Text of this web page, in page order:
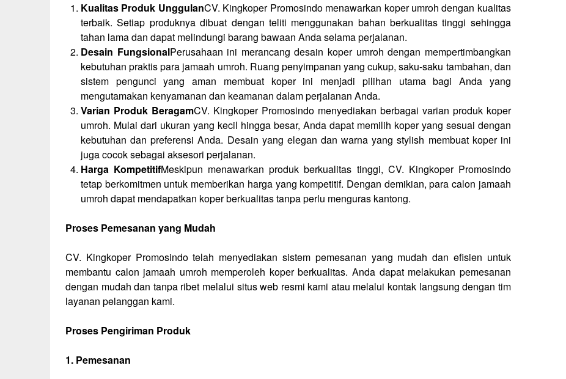
Kualitas Produk UnggulanCV. Kingkoper Promosindo menawarkan koper umroh dengan kualitas
terbaik. Setiap produknya dibuat dengan teliti menggunakan bahan berkualitas tinggi sehingga
tahan lama dan dapat melindungi barang bawaan Anda selama perjalanan.
Desain FungsionalPerusahaan ini merancang desain koper umroh dengan mempertimbangkan
kebutuhan praktis para jamaah umroh. Ruang penyimpanan yang cukup, saku-saku tambahan, dan
sistem pengunci yang aman membuat koper ini menjadi pilihan utama bagi Anda yang
mengutamakan kenyamanan dan keamanan dalam perjalanan Anda.
Varian Produk BeragamCV. Kingkoper Promosindo menyediakan berbagai varian produk koper
umroh. Mulai dari ukuran yang kecil hingga besar, Anda dapat memilih koper yang sesuai dengan
kebutuhan dan preferensi Anda. Desain yang elegan dan warna yang stylish membuat koper ini
juga cocok sebagai aksesori perjalanan.
Harga KompetitifMeskipun menawarkan produk berkualitas tinggi, CV. Kingkoper Promosindo
tetap berkomitmen untuk memberikan harga yang kompetitif. Dengan demikian, para calon jamaah
umroh dapat mendapatkan koper berkualitas tanpa perlu menguras kantong.
Proses Pemesanan yang Mudah
CV. Kingkoper Promosindo telah menyediakan sistem pemesanan yang mudah dan efisien untuk
membantu calon jamaah umroh memperoleh koper berkualitas. Anda dapat melakukan pemesanan
dengan mudah dan tanpa ribet melalui situs web resmi kami atau melalui kontak langsung dengan tim
layanan pelanggan kami.
Proses Pengiriman Produk
1. Pemesanan